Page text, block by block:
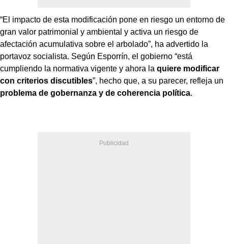
“El impacto de esta modificación pone en riesgo un entorno de
gran valor patrimonial y ambiental y activa un riesgo de
afectación acumulativa sobre el arbolado”, ha advertido la
portavoz socialista. Según Esporrín, el gobierno “está
cumpliendo la normativa vigente y ahora la quiere modificar
con criterios discutibles”, hecho que, a su parecer, refleja un
problema de gobernanza y de coherencia política.